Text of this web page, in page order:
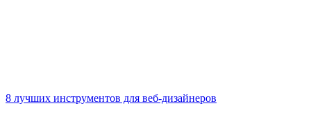
8 лучших инструментов для веб-дизайнеров